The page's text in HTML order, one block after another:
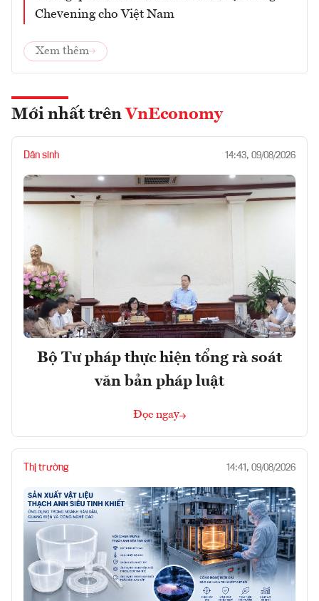
Chevening cho Việt Nam
Xem thêm
Mới nhất trên VnEconomy
Dân sinh 14:43, 09/08/2026
Bộ Tư pháp thực hiện tổng rà soát
văn bản pháp luật
Đọc ngay
Thị trường 14:41, 09/08/2026